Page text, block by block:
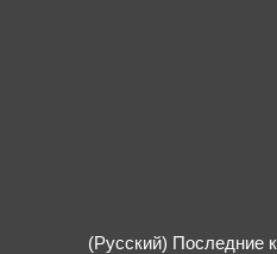
(Русский) Последние